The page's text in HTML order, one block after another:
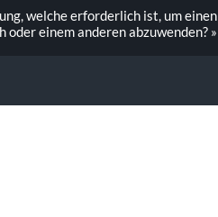
welche erforderlich ist, um einen
einem anderen abzuwenden? »